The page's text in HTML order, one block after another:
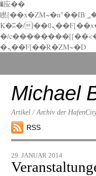
�应��
矁[��x�ZM~�n"��IB؃��!'����Тѕ��+��(m��I
K�ʭ�/|��ϐܢ��F[��x�ZMz�G�� %嬩
�/
�ܢ��F[��R�ZM~�D
down
contentMichael
Artikel / Archiv der
RSS
29. JANUAR 2014